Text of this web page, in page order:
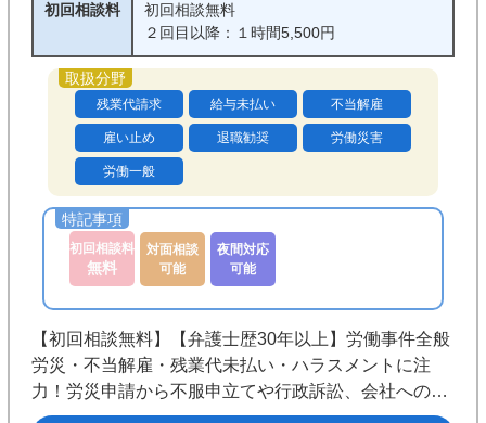
初回相談料
初回相談無料
２回目以降：１時間5,500円
残業代請求 給与未払い 不当解雇
雇い止め 退職勧奨 労働災害
労働一般
初回相談料
無料
対面相談
可能
夜間対応
可能
【初回相談無料】【弁護士歴30年以上】労働事件全般
労災・不当解雇・残業代未払い・ハラスメントに注
力！労災申請から不服申立てや行政訴訟、会社への損
害賠償請求まで対応可◎札幌を拠点に、社会的に弱い